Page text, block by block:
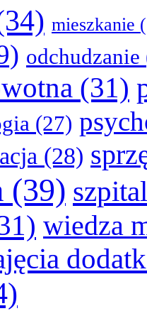
mieszkanie
odchudzanie
(31)
(27)
(28)
(39) szpital
wiedza